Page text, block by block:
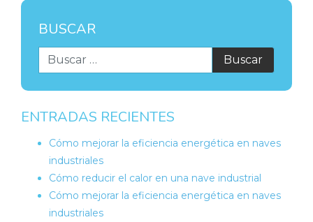
BUSCAR
ENTRADAS RECIENTES
Cómo mejorar la eficiencia energética en naves
industriales
Cómo reducir el calor en una nave industrial
Cómo mejorar la eficiencia energética en naves
industriales